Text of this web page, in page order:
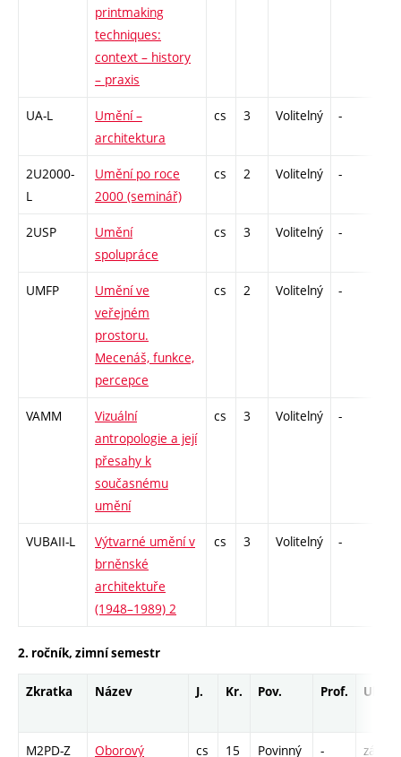
printmaking
techniques:
context – history
– praxis
UA-L
Umění –
architektura
cs 3 Volitelný -
2U2000-
L
Umění po roce
2000 (seminář)
cs 2 Volitelný -
2USP
Umění
spolupráce
cs 3 Volitelný -
UMFP
Umění ve
veřejném
prostoru.
Mecenáš, funkce,
percepce
cs 2 Volitelný -
VAMM
Vizuální
antropologie a její
přesahy k
současnému
umění
cs 3 Volitelný -
VUBAII-L
Výtvarné umění v
brněnské
architektuře
(1948–1989) 2
cs 3 Volitelný -
2. ročník, zimní semestr
Zkratka Název J. Kr. Pov. Prof. Uk.
M2PD-Z
Oborový
cs 15 Povinný - zá